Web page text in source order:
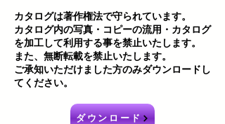
カタログは著作権法で守られています。
カタログ内の写真・コピーの流用・カタログ
を加工して利用する事を禁止いたします。
また、無断転載を禁止いたします。
ご承知いただけました方のみダウンロードし
てください。
ダウンロード